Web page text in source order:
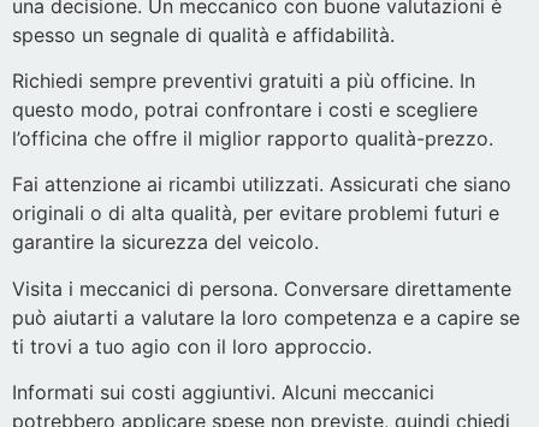
una decisione. Un meccanico con buone valutazioni è
spesso un segnale di qualità e affidabilità.
Richiedi sempre preventivi gratuiti a più officine. In
questo modo, potrai confrontare i costi e scegliere
l’officina che offre il miglior rapporto qualità-prezzo.
Fai attenzione ai ricambi utilizzati. Assicurati che siano
originali o di alta qualità, per evitare problemi futuri e
garantire la sicurezza del veicolo.
Visita i meccanici di persona. Conversare direttamente
può aiutarti a valutare la loro competenza e a capire se
ti trovi a tuo agio con il loro approccio.
Informati sui costi aggiuntivi. Alcuni meccanici
potrebbero applicare spese non previste, quindi chiedi